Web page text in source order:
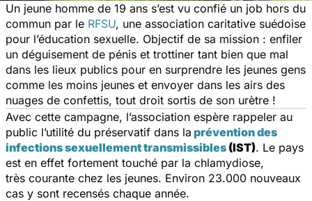
Un jeune homme de 19 ans s’est vu confié un job hors du
commun par le RFSU, une association caritative suédoise
pour l’éducation sexuelle. Objectif de sa mission : enfiler
un déguisement de pénis et trottiner tant bien que mal
dans les lieux publics pour en surprendre les jeunes gens
comme les moins jeunes et envoyer dans les airs des
nuages de confettis, tout droit sortis de son urètre !
Avec cette campagne, l’association espère rappeler au
public l’utilité du préservatif dans la prévention des
infections sexuellement transmissibles (IST). Le pays
est en effet fortement touché par la chlamydiose,
très courante chez les jeunes. Environ 23.000 nouveaux
cas y sont recensés chaque année.